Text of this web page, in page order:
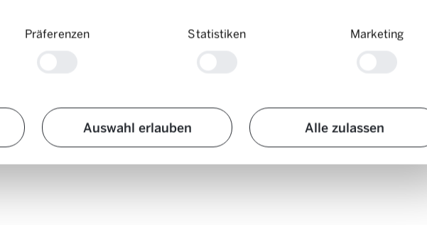
Präferenzen Statistiken Marketing
Auswahl erlauben Alle zulassen